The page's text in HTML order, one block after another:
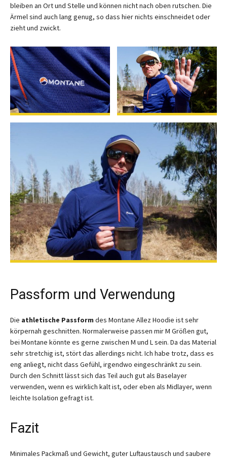
bleiben an Ort und Stelle und können nicht nach oben rutschen. Die
Ärmel sind auch lang genug, so dass hier nichts einschneidet oder
zieht und zwickt.
Passform und Verwendung
Die athletische Passform des Montane Allez Hoodie ist sehr
körpernah geschnitten. Normalerweise passen mir M Größen gut,
bei Montane könnte es gerne zwischen M und L sein. Da das Material
sehr stretchig ist, stört das allerdings nicht. Ich habe trotz, dass es
eng anliegt, nicht dass Gefühl, irgendwo eingeschränkt zu sein.
Durch den Schnitt lässt sich das Teil auch gut als Baselayer
verwenden, wenn es wirklich kalt ist, oder eben als Midlayer, wenn
leichte Isolation gefragt ist.
Fazit
Minimales Packmaß und Gewicht, guter Luftaustausch und saubere